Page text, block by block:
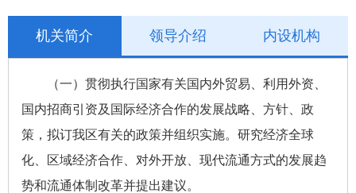
机关简介 领导介绍 内设机构
（一）贯彻执行国家有关国内外贸易、利用外资、
国内招商引资及国际经济合作的发展战略、方针、政
策，拟订我区有关的政策并组织实施。研究经济全球
化、区域经济合作、对外开放、现代流通方式的发展趋
势和流通体制改革并提出建议。